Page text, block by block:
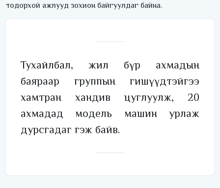
тодорхой ажлууд зохион байгуулдаг байна.
Тухайлбал, жил бүр ахмадын
баяраар группын гишүүдтэйгээ
хамтран хандив цуглуулж, 20
ахмадад модель машин урлаж
дурсгадаг гэж байв.